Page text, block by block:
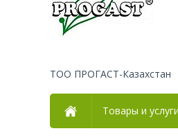
ТОО ПРОГАСТ-Казахстан
Товары и услуги